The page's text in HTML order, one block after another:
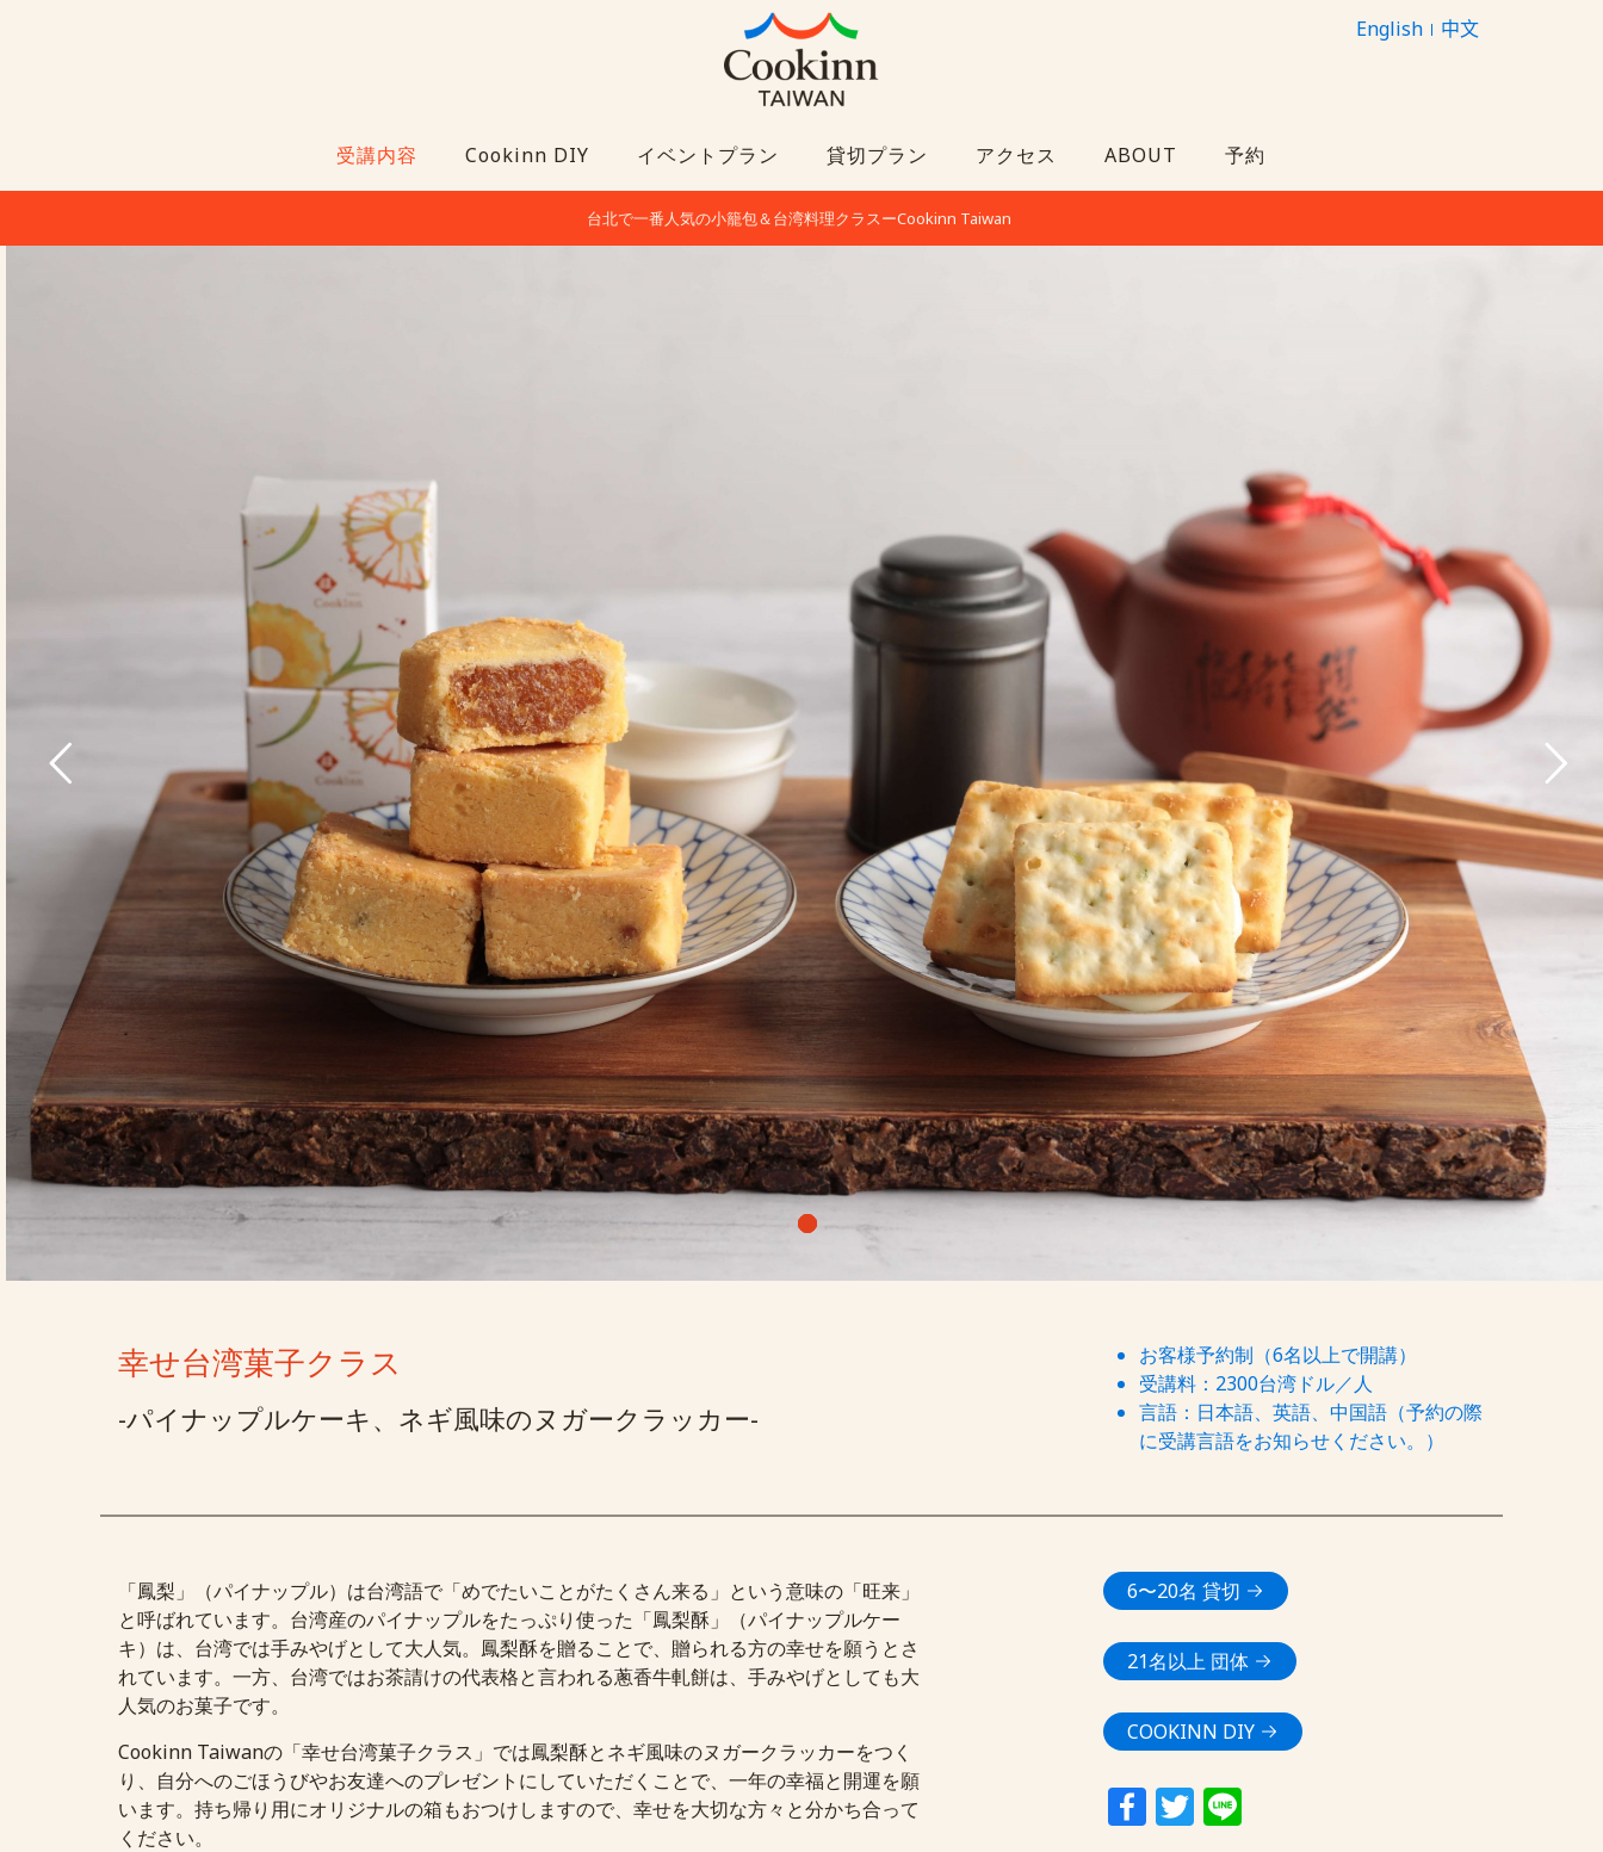
English 中文
受講内容 Cookinn DIY イベントプラン 貸切プラン アクセス ABOUT 予約
台北で一番人気の小籠包＆台湾料理クラスーCookinn Taiwan
幸せ台湾菓子クラス
-パイナップルケーキ、ネギ風味のヌガークラッカー-
お客様予約制（6名以上で開講）
受講料：2300台湾ドル／人
言語：日本語、英語、中国語（予約の際
に受講言語をお知らせください。）
「鳳梨」（パイナップル）は台湾語で「めでたいことがたくさん来る」という意味の「旺来」
と呼ばれています。台湾産のパイナップルをたっぷり使った「鳳梨酥」（パイナップルケー
キ）は、台湾では手みやげとして大人気。鳳梨酥を贈ることで、贈られる方の幸せを願うとさ
れています。一方、台湾ではお茶請けの代表格と言われる蔥香牛軋餅は、手みやげとしても大
人気のお菓子です。
Cookinn Taiwanの「幸せ台湾菓子クラス」では鳳梨酥とネギ風味のヌガークラッカーをつく
り、自分へのごほうびやお友達へのプレゼントにしていただくことで、一年の幸福と開運を願
います。持ち帰り用にオリジナルの箱もおつけしますので、幸せを大切な方々と分かち合って
ください。
6〜20名 貸切
21名以上 団体
COOKINN DIY
Facebook
Twitter
Line